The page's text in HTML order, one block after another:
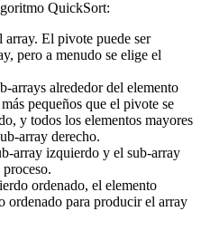
QuickSort:
El pivote puede ser
pero a menudo se elige el
arrays alrededor del elemento
pequeños que el pivote se
y todos los elementos mayores
array derecho.
array izquierdo y el sub-array
ordenado, el elemento
ordenado para producir el array